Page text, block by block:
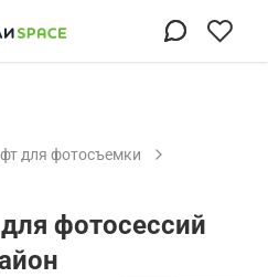
для фотосъемки
фотосессий